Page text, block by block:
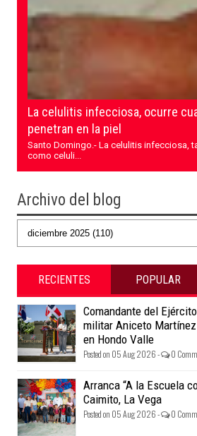
La celulitis infecciosa, ocurre
penetran en la piel
Santo Domingo.- La celulitis infecciosa,
como celuli...
Archivo del blog
RECIENTES POPULAR
Comandante del
militar Aniceto
en Hondo Valle
Posted on 05 Aug 2026 - 0
Arranca “A la Escuela
Caimito, La Vega
Posted on 05 Aug 2026 - 0